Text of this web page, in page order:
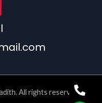
All rights reserved.